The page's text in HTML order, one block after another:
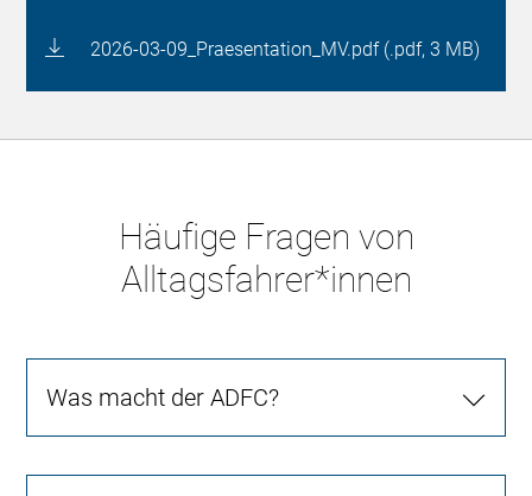
2026-03-09_Praesentation_MV.pdf (.pdf, 3 MB)
Häufige Fragen von
Alltagsfahrer*innen
Was macht der ADFC?